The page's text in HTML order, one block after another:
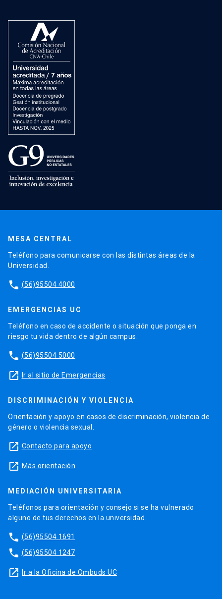
MESA CENTRAL
Teléfono para comunicarse con las distintas áreas de la
Universidad.
phone (56)95504 4000
EMERGENCIAS UC
Teléfono en caso de accidente o situación que ponga en
riesgo tu vida dentro de algún campus.
phone (56)95504 5000
launch Ir al sitio de Emergencias
DISCRIMINACIÓN Y VIOLENCIA
Orientación y apoyo en casos de discriminación, violencia de
género o violencia sexual.
launch Contacto para apoyo
launch Más orientación
MEDIACIÓN UNIVERSITARIA
Teléfonos para orientación y consejo si se ha vulnerado
alguno de tus derechos en la universidad.
phone (56)95504 1691
phone (56)95504 1247
launch Ir a la Oficina de Ombuds UC